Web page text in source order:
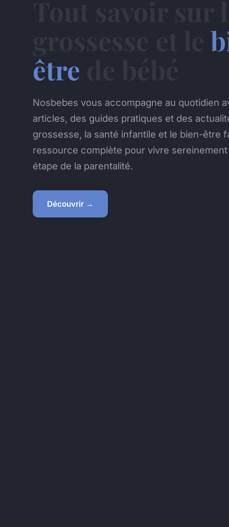
être
Nosbebes vous accompagne au quotidien
articles, des guides pratiques et des
grossesse, la santé infantile et le bien-être
ressource complète pour vivre
étape de la parentalité.
Découvrir →